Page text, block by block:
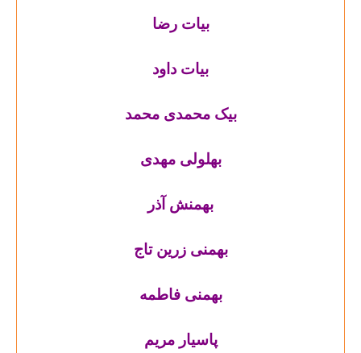
بیات رضا
بیات داود
بیک محمدی محمد
بهلولی مهدی
بهمنش آذر
بهمنی زرین تاج
بهمنی فاطمه
پاسیار مریم